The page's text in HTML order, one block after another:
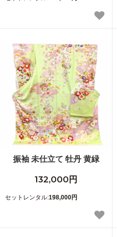
振袖 未仕立て 牡丹 黄緑
132,000円
セットレンタル:198,000円